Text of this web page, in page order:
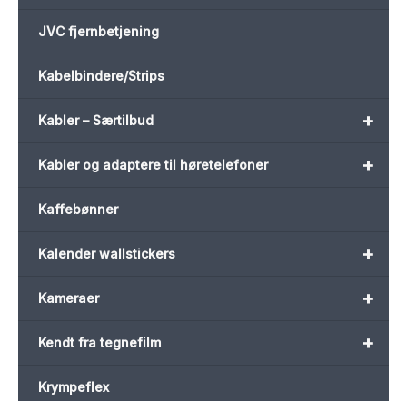
JVC fjernbetjening
Kabelbindere/Strips
+
Kabler – Særtilbud
+
Kabler og adaptere til høretelefoner
Kaffebønner
+
Kalender wallstickers
+
Kameraer
+
Kendt fra tegnefilm
Krympeflex